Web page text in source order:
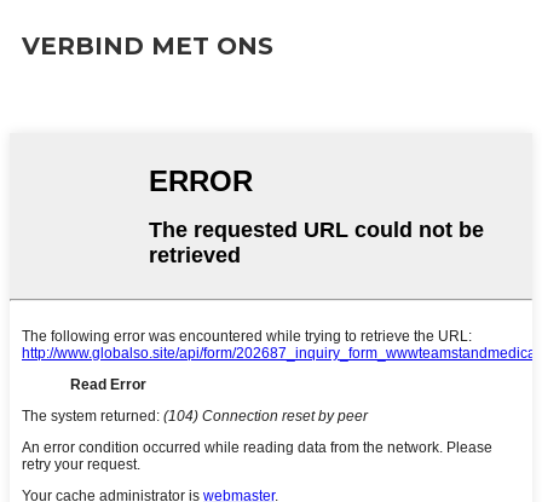
VERBIND MET ONS